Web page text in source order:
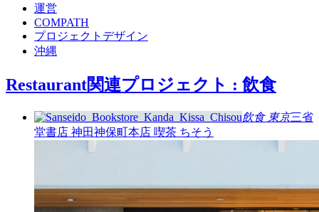
運営
COMPATH
プロジェクトデザイン
沖縄
Restaurant関連プロジェクト : 飲食
飲食 東京三省
堂書店 神田神保町本店 喫茶 ちそう